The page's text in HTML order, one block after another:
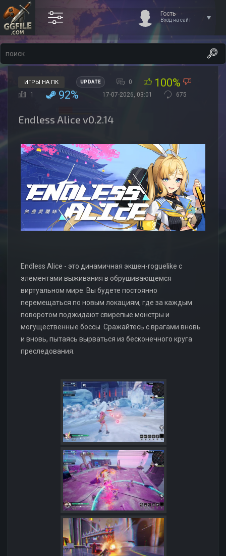
Гость
Вход на сайт
ИГРЫ НА ПК UPDATE 0 100%
1 92% 17-07-2026, 03:01 675
Endless Alice v0.2.14
Endless Alice - это динамичная экшен-roguelike с
элементами выживания в обрушивающемся
виртуальном мире. Вы будете постоянно
перемещаться по новым локациям, где за каждым
поворотом поджидают свирепые монстры и
могущественные боссы. Сражайтесь с врагами вновь
и вновь, пытаясь вырваться из бесконечного круга
преследования.